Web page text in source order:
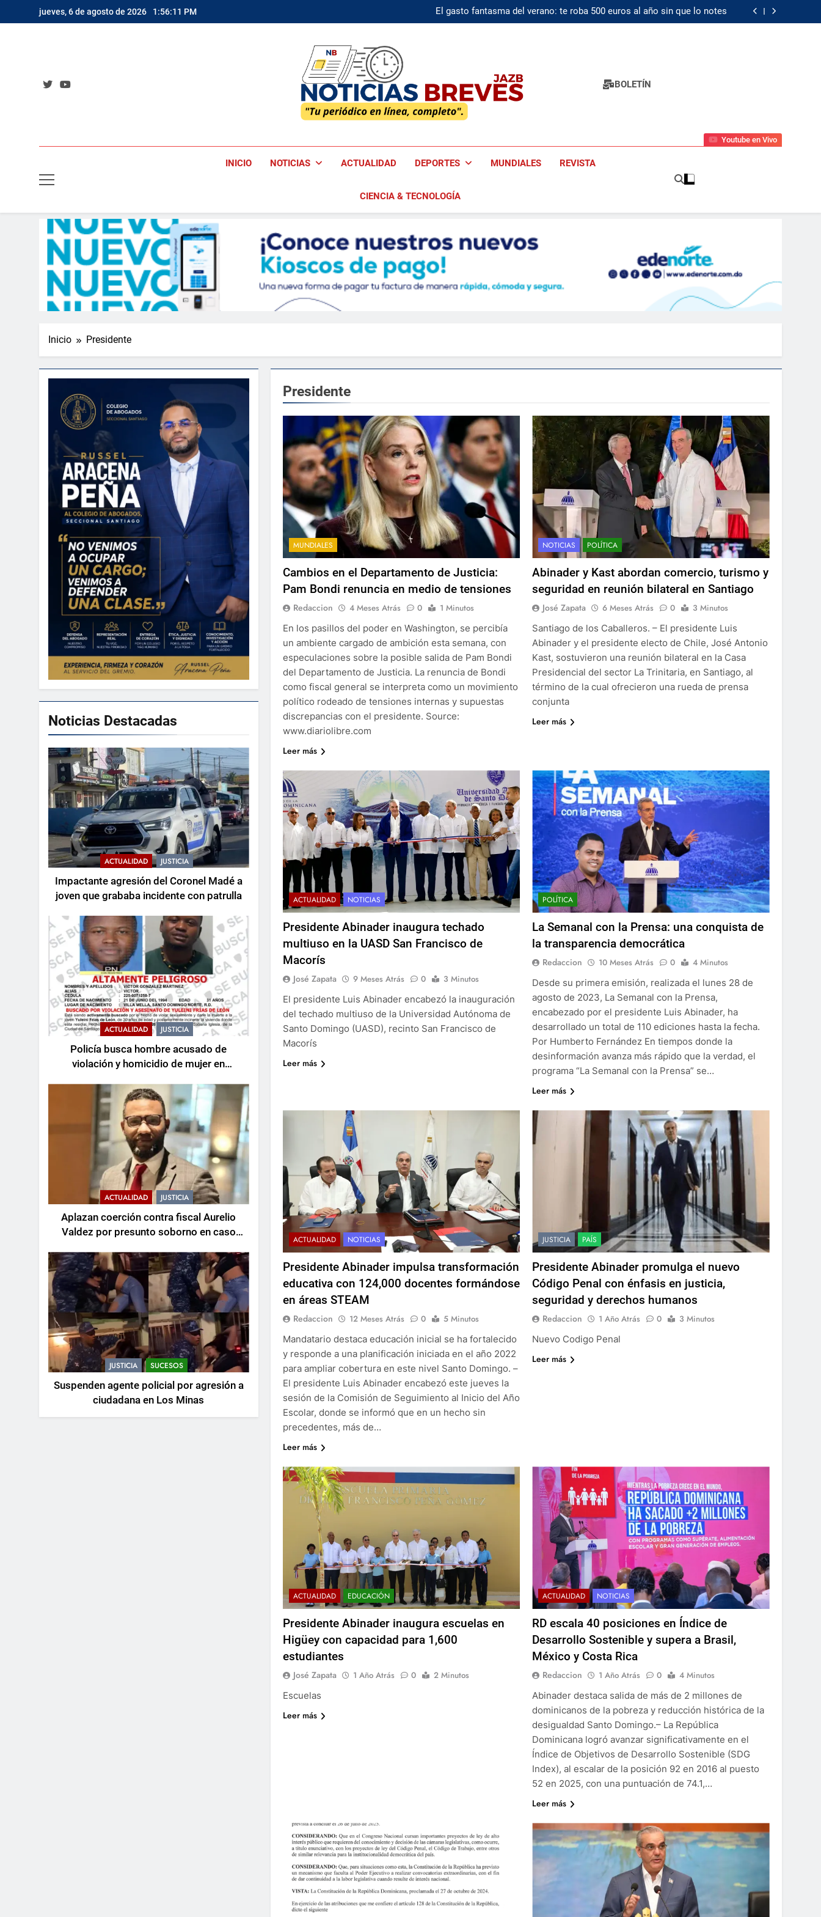
al
jueves, 6 de agosto de 2026 1:56:13 PM
El gasto fantasma del verano: te roba 500 euros al año sin que lo notes
Microsoft elimina la recomendación de los 32 GB de RAM para PCs de
El valor verdadero del peso dominicano
Noticias Breves
BOLETÍN
Youtube en Vivo
INICIO NOTICIAS ACTUALIDAD DEPORTES MUNDIALES REVISTA
CIENCIA & TECNOLOGÍA
Inicio Presidente
Noticias Destacadas
ACTUALIDAD JUSTICIA
Impactante agresión del Coronel Madé a
joven que grababa incidente con patrulla
ACTUALIDAD JUSTICIA
Policía busca hombre acusado de
violación y homicidio de mujer en
ACTUALIDAD JUSTICIA
Aplazan coerción contra fiscal Aurelio
Valdez por presunto soborno en caso
JUSTICIA SUCESOS
Suspenden agente policial por agresión a
ciudadana en Los Minas
Presidente
MUNDIALES
Cambios en el Departamento de Justicia:
Pam Bondi renuncia en medio de tensiones
Redaccion 4 Meses Atrás 0
1 Minutos
En los pasillos del poder en Washington, se percibía
un ambiente cargado de ambición esta semana, con
especulaciones sobre la posible salida de Pam Bondi
del Departamento de Justicia. La renuncia de Bondi
como fiscal general se interpreta como un movimiento
político rodeado de tensiones internas y supuestas
discrepancias con el presidente. Source:
www.diariolibre.com
Leer más
NOTICIAS POLÍTICA
Abinader y Kast abordan comercio, turismo y
seguridad en reunión bilateral en Santiago
José Zapata 6 Meses Atrás 0
3 Minutos
Santiago de los Caballeros. – El presidente Luis
Abinader y el presidente electo de Chile, José Antonio
Kast, sostuvieron una reunión bilateral en la Casa
Presidencial del sector La Trinitaria, en Santiago, al
término de la cual ofrecieron una rueda de prensa
conjunta
Leer más
ACTUALIDAD NOTICIAS
Presidente Abinader inaugura techado
multiuso en la UASD San Francisco de
Macorís
José Zapata 9 Meses Atrás 0
3 Minutos
El presidente Luis Abinader encabezó la inauguración
del techado multiuso de la Universidad Autónoma de
Santo Domingo (UASD), recinto San Francisco de
Macorís
Leer más
POLÍTICA
La Semanal con la Prensa: una conquista de
la transparencia democrática
Redaccion 10 Meses Atrás 0
4 Minutos
Desde su primera emisión, realizada el lunes 28 de
agosto de 2023, La Semanal con la Prensa,
encabezado por el presidente Luis Abinader, ha
desarrollado un total de 110 ediciones hasta la fecha.
Por Humberto Fernández En tiempos donde la
desinformación avanza más rápido que la verdad, el
programa “La Semanal con la Prensa” se…
Leer más
ACTUALIDAD NOTICIAS
Presidente Abinader impulsa transformación
educativa con 124,000 docentes formándose
en áreas STEAM
Redaccion 12 Meses Atrás 0
5 Minutos
Mandatario destaca educación inicial se ha fortalecido
y responde a una planificación iniciada en el año 2022
para ampliar cobertura en este nivel Santo Domingo. –
El presidente Luis Abinader encabezó este jueves la
sesión de la Comisión de Seguimiento al Inicio del Año
Escolar, donde se informó que en un hecho sin
precedentes, más de…
Leer más
JUSTICIA PAÍS
Presidente Abinader promulga el nuevo
Código Penal con énfasis en justicia,
seguridad y derechos humanos
Redaccion 1 Año Atrás 0
3 Minutos
Nuevo Codigo Penal
Leer más
ACTUALIDAD EDUCACIÓN
Presidente Abinader inaugura escuelas en
Higüey con capacidad para 1,600
estudiantes
José Zapata 1 Año Atrás 0
2 Minutos
Escuelas
Leer más
ACTUALIDAD NOTICIAS
RD escala 40 posiciones en Índice de
Desarrollo Sostenible y supera a Brasil,
México y Costa Rica
Redaccion 1 Año Atrás 0
4 Minutos
Abinader destaca salida de más de 2 millones de
dominicanos de la pobreza y reducción histórica de la
desigualdad Santo Domingo.– La República
Dominicana logró avanzar significativamente en el
Índice de Objetivos de Desarrollo Sostenible (SDG
Index), al escalar de la posición 92 en 2016 al puesto
52 en 2025, con una puntuación de 74.1,…
Leer más